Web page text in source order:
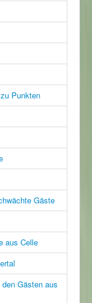
Punkten
Gäste
aus Celle
Gästen aus